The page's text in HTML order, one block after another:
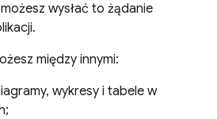
wysłać to żądanie
między innymi:
wykresy i tabele w